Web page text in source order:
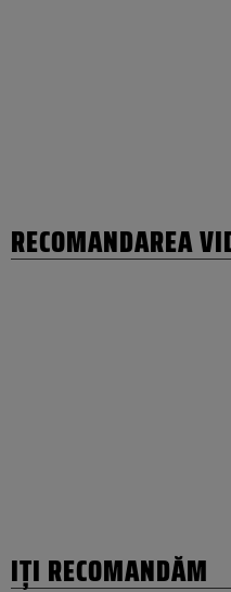
RECOMANDAREA
IȚI RECOMANDĂM